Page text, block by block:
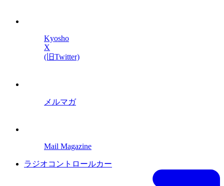
Kyosho
X
(旧Twitter)
メルマガ
Mail Magazine
ラジオコントロールカー